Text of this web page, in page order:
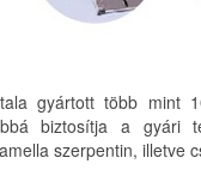
gyártott több mint
biztosítja a gyári
szerpentin, illetve